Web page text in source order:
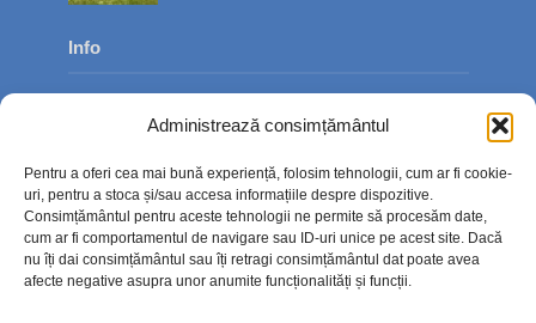
Administrează consimțământul
Pentru a oferi cea mai bună experiență, folosim tehnologii, cum ar fi cookie-
uri, pentru a stoca și/sau accesa informațiile despre dispozitive.
Consimțământul pentru aceste tehnologii ne permite să procesăm date,
cum ar fi comportamentul de navigare sau ID-uri unice pe acest site. Dacă
nu îți dai consimțământul sau îți retragi consimțământul dat poate avea
afecte negative asupra unor anumite funcționalități și funcții.
Info
Contact
Politica de confidențialitate
Politică cookie-uri (UE)